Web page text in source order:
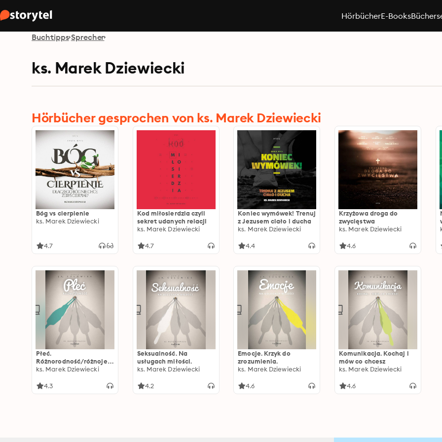
HörbücherE-Books
Buchtipps Sprecher
ks. Marek Dziewiecki
Hörbücher gesprochen von ks. Marek Dziewiecki
Bóg vs cierpienie
ks. Marek Dziewiecki
4.7
Kod miłosierdzia czyli
sekret udanych relacji
ks. Marek Dziewiecki
4.7
Koniec wymówek! Trenuj
z Jezusem ciało i ducha
ks. Marek Dziewiecki
4.4
Krzyżowa droga do
zwycięstwa
ks. Marek Dziewiecki
4.6
Płeć.
Różnorodność/różnojed
ność
ks. Marek Dziewiecki
4.3
Seksualność. Na
usługach miłości.
ks. Marek Dziewiecki
4.2
Emocje. Krzyk do
zrozumienia.
ks. Marek Dziewiecki
4.6
Komunikacja. Kochaj i
mów co chcesz
ks. Marek Dziewiecki
4.6